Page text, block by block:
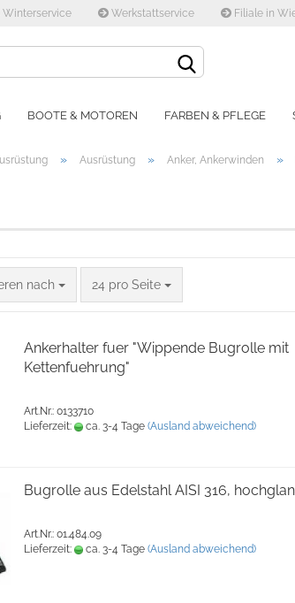
Winterservice Werkstattservice Filiale in
Lieferland
BOOTE & MOTOREN FARBEN & PFLEGE
» Ausrüstung » Anker, Ankerwinden »
nach 24 pro Seite
Ankerhalter fuer "Wippende Bugrolle mit
Kettenfuehrung"
Art.Nr.: 0133710
Lieferzeit:
ca. 3-4 Tage (Ausland abweichend)
Bugrolle aus Edelstahl AISI 316,
Art.Nr.: 01.484.09
Lieferzeit:
ca. 3-4 Tage (Ausland abweichend)